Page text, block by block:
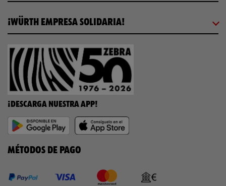
¡WÜRTH EMPRESA SOLIDARIA!
¡DESCARGA NUESTRA APP!
MÉTODOS DE PAGO